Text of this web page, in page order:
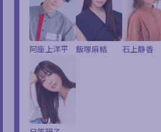
阿座上洋平 飯塚麻結 石上静香